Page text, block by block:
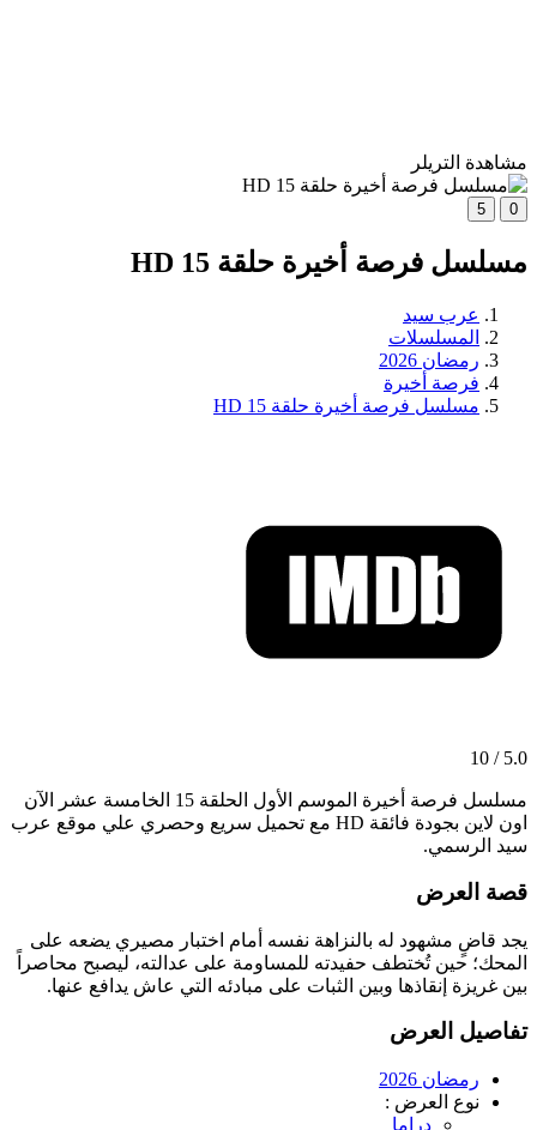
مشاهدة التريلر
0
5
مسلسل فرصة أخيرة حلقة 15 HD
عرب سيد
المسلسلات
رمضان 2026
فرصة أخيرة
مسلسل فرصة أخيرة حلقة 15 HD
5.0 / 10
مسلسل فرصة أخيرة الموسم الأول الحلقة 15 الخامسة عشر الآن
اون لاين بجودة فائقة HD مع تحميل سريع وحصري علي موقع عرب
سيد الرسمي.
قصة العرض
يجد قاضٍ مشهود له بالنزاهة نفسه أمام اختبار مصيري يضعه على
المحك؛ حين تُختطف حفيدته للمساومة على عدالته، ليصبح محاصراً
بين غريزة إنقاذها وبين الثبات على مبادئه التي عاش يدافع عنها.
تفاصيل العرض
رمضان 2026
نوع العرض :
دراما